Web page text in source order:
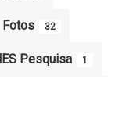
Fotos 32
Pesquisa 1